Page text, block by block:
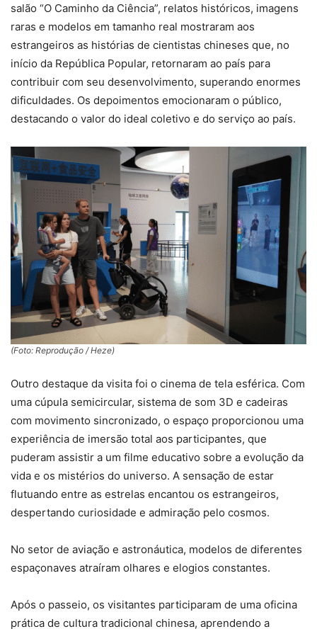
salão “O Caminho da Ciência”, relatos históricos, imagens
raras e modelos em tamanho real mostraram aos
estrangeiros as histórias de cientistas chineses que, no
início da República Popular, retornaram ao país para
contribuir com seu desenvolvimento, superando enormes
dificuldades. Os depoimentos emocionaram o público,
destacando o valor do ideal coletivo e do serviço ao país.
(Foto: Reprodução / Heze)
Outro destaque da visita foi o cinema de tela esférica. Com
uma cúpula semicircular, sistema de som 3D e cadeiras
com movimento sincronizado, o espaço proporcionou uma
experiência de imersão total aos participantes, que
puderam assistir a um filme educativo sobre a evolução da
vida e os mistérios do universo. A sensação de estar
flutuando entre as estrelas encantou os estrangeiros,
despertando curiosidade e admiração pelo cosmos.
No setor de aviação e astronáutica, modelos de diferentes
espaçonaves atraíram olhares e elogios constantes.
Após o passeio, os visitantes participaram de uma oficina
prática de cultura tradicional chinesa, aprendendo a